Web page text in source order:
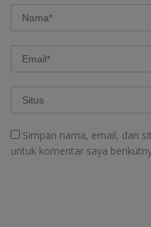
Simpan nama, email, dan
untuk komentar saya